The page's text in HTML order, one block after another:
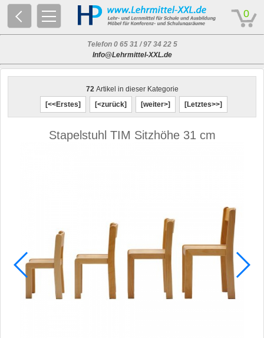
0
Telefon 0 65 31 / 97 34 22 5
Info@Lehrmittel-XXL.de
72Artikel in dieser Kategorie
[<<Erstes]
[<zurück] [weiter>] [Letztes>>]
Stapelstuhl TIM Sitzhöhe 31 cm
© 2026 - Based on eCommerce Engine xt:Commerce Shopsoftware